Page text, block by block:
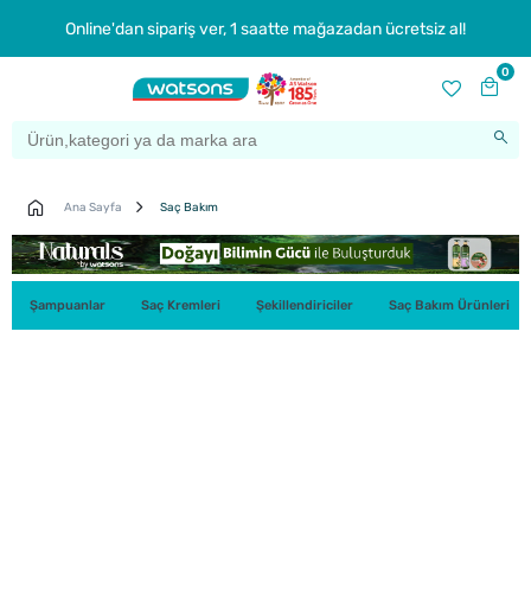
Online'dan sipariş ver, 1 saatte mağazadan ücretsiz al!
0
Ana Sayfa Saç Bakım
Şampuanlar Saç Kremleri Şekillendiriciler Saç Bakım Ürünleri